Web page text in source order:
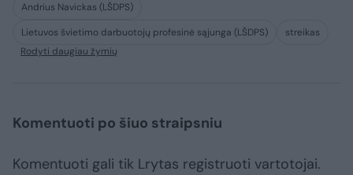
Andrius Navickas (LŠDPS)
Lietuvos švietimo darbuotojų profesinė sąjunga (LŠDPS)
streikas
Rodyti daugiau žymių
Komentuoti po šiuo straipsniu
Komentuoti gali tik Lrytas registruoti vartotojai.